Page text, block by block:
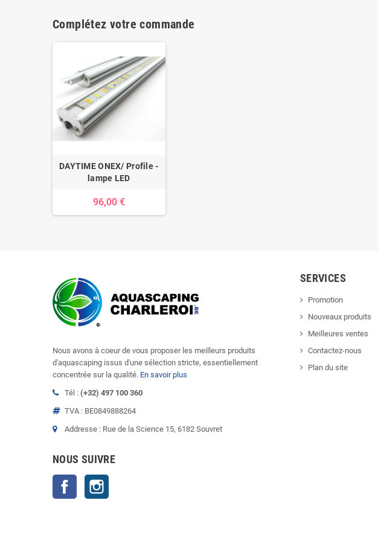
Complétez votre commande
DAYTIME ONEX/ Profile -
lampe LED
96,00 €
Nous avons à coeur de vous proposer les meilleurs produits
d'aquascaping issus d'une sélection stricte, essentiellement
concentrée sur la qualité. En savoir plus
Tél : (+32) 497 100 360
TVA : BE0849888264
Addresse : Rue de la Science 15, 6182 Souvret
NOUS SUIVRE
Facebook
SERVICES
Promotion
Nouveaux produits
Meilleures ventes
Contactez-nous
Plan du site